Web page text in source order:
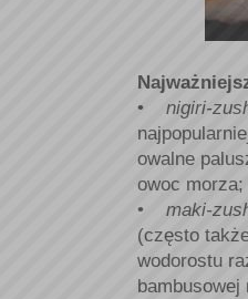
•
nigiri-
owalne
owoc morza;
•
maki-
(często
wodorostu